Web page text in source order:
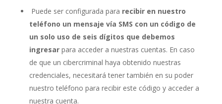
Puede ser configurada para recibir en nuestro
teléfono un mensaje vía SMS con un código de
un solo uso de seis dígitos que debemos
ingresarpara acceder a nuestras cuentas. En caso
de que un cibercriminal haya obtenido nuestras
credenciales, necesitará tener también en su poder
nuestro teléfono para recibir este código y acceder a
nuestra cuenta.